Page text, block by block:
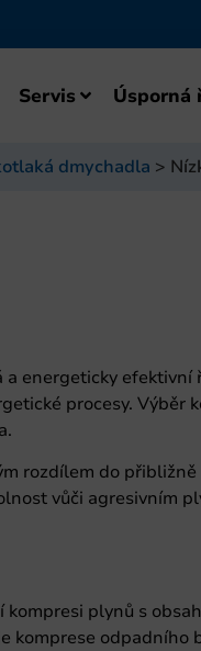
Servis Úsporná
dmychadla >
energeticky
procesy.
rozdílem do
vůči agresivním
plynů s
komprese